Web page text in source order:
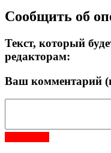
Сообщить об
Текст, который
редакторам:
Ваш комментарий